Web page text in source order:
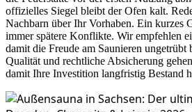
offizielles Siegel bleibt der Ofen kalt.
Nachbarn über Ihr Vorhaben. Ein kurzes
immer spätere Konflikte. Wir empfehlen
damit die Freude am Saunieren
Qualität und rechtliche Absicherung
damit Ihre Investition langfristig Bestand